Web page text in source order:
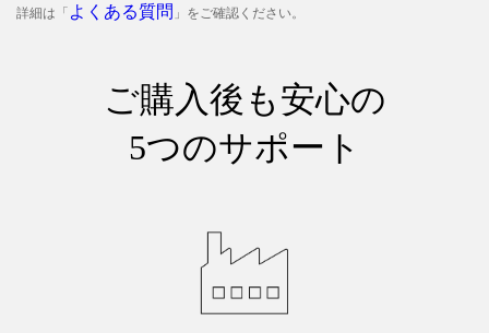
詳細は「 よくある質問 」をご確認ください。